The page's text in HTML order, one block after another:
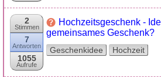
2
Stimmen
7
Antworten
1055
Aufrufe
Hochzeitsgeschenk -
gemeinsames Geschenk?
Geschenkidee Hochzeit